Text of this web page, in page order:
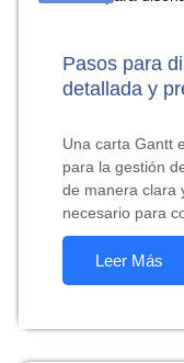
Pasos para
detallada y
Una carta Gantt
para la gestión
de manera clara
necesario para
Leer Más